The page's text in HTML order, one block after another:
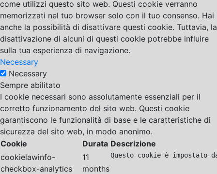
come utilizzi questo sito web. Questi cookie verranno
memorizzati nel tuo browser solo con il tuo consenso. Hai
anche la possibilità di disattivare questi cookie. Tuttavia, la
disattivazione di alcuni di questi cookie potrebbe influire
sulla tua esperienza di navigazione.
Necessary
Necessary
Sempre abilitato
I cookie necessari sono assolutamente essenziali per il
corretto funzionamento del sito web. Questi cookie
garantiscono le funzionalità di base e le caratteristiche di
sicurezza del sito web, in modo anonimo.
Cookie
Durata Descrizione
cookielawinfo-
checkbox-analytics
11
months
Questo cookie è